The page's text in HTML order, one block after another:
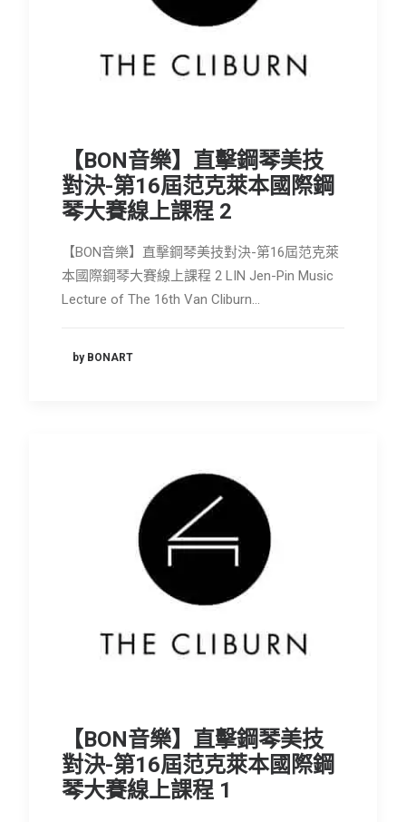
【BON音樂】直擊鋼琴美技
對決-第16屆范克萊本國際鋼
琴大賽線上課程 2
【BON音樂】直擊鋼琴美技對決-第16屆范克萊
本國際鋼琴大賽線上課程 2 LIN Jen-Pin Music
Lecture of The 16th Van Cliburn…
by BONART
【BON音樂】直擊鋼琴美技
對決-第16屆范克萊本國際鋼
琴大賽線上課程 1